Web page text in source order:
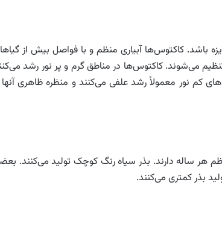
باشد. کاکتوس‌ها آبیاری منظم و با فواصل بیش از
می‌شوند. کاکتوس‌ها در مناطق گرم و پر نور رشد
کم نور معمولاً رشد علفی می‌کنند و منظره ظاهری آنها
هر ساله دارند. بذر سیاه رنگ کوچک تولید می‌کنند.
بذر کمتری می‌کنند.